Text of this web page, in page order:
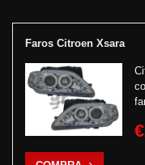
Faros Citroen Xsara